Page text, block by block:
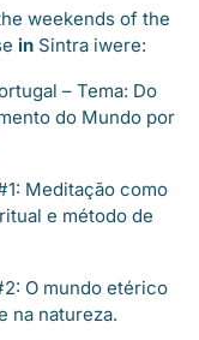
weekends of the
inSintra iwere:
– Tema: Do
do Mundo por
Meditação como
e método de
O mundo etérico
na natureza.